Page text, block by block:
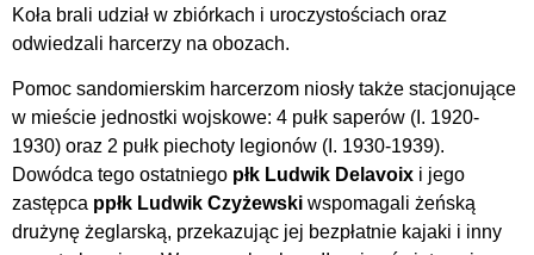
Koła brali udział w zbiórkach i uroczystościach oraz
odwiedzali harcerzy na obozach.
Pomoc sandomierskim harcerzom niosły także stacjonujące
w mieście jednostki wojskowe: 4 pułk saperów (I. 1920-
1930) oraz 2 pułk piechoty legionów (I. 1930-1939).
Dowódca tego ostatniego płk Ludwik Delavoix i jego
zastępca ppłk Ludwik Czyżewski wspomagali żeńską
drużynę żeglarską, przekazując jej bezpłatnie kajaki i inny